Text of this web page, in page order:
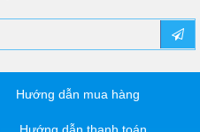
Hướng dẫn mua hàng
Hướng dẫn thanh toán